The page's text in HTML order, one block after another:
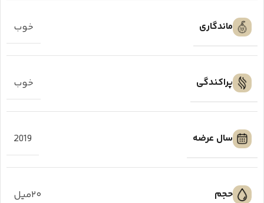
ماندگاری خوب
پراکندگی خوب
سال عرضه 2019
حجم ۲۰میل